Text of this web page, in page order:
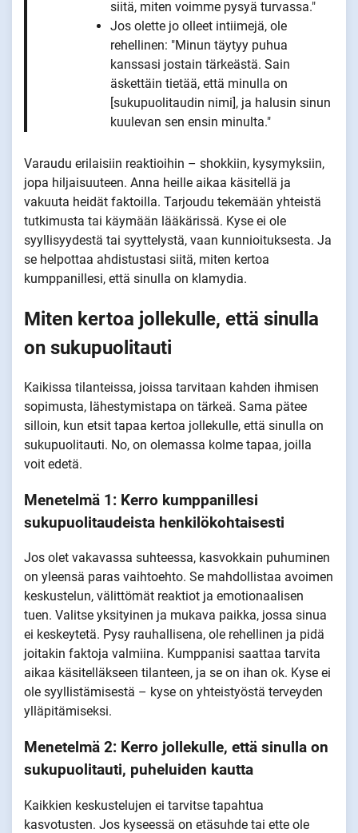
siitä, miten voimme pysyä turvassa."
Jos olette jo olleet intiimejä, ole
rehellinen: "Minun täytyy puhua
kanssasi jostain tärkeästä. Sain
äskettäin tietää, että minulla on
[sukupuolitaudin nimi], ja halusin sinun
kuulevan sen ensin minulta."
Varaudu erilaisiin reaktioihin – shokkiin, kysymyksiin,
jopa hiljaisuuteen. Anna heille aikaa käsitellä ja
vakuuta heidät faktoilla. Tarjoudu tekemään yhteistä
tutkimusta tai käymään lääkärissä. Kyse ei ole
syyllisyydestä tai syyttelystä, vaan kunnioituksesta. Ja
se helpottaa ahdistustasi siitä, miten kertoa
kumppanillesi, että sinulla on klamydia.
Miten kertoa jollekulle, että sinulla
on sukupuolitauti
Kaikissa tilanteissa, joissa tarvitaan kahden ihmisen
sopimusta, lähestymistapa on tärkeä. Sama pätee
silloin, kun etsit tapaa kertoa jollekulle, että sinulla on
sukupuolitauti. No, on olemassa kolme tapaa, joilla
voit edetä.
Menetelmä 1: Kerro kumppanillesi
sukupuolitaudeista henkilökohtaisesti
Jos olet vakavassa suhteessa, kasvokkain puhuminen
on yleensä paras vaihtoehto. Se mahdollistaa avoimen
keskustelun, välittömät reaktiot ja emotionaalisen
tuen. Valitse yksityinen ja mukava paikka, jossa sinua
ei keskeytetä. Pysy rauhallisena, ole rehellinen ja pidä
joitakin faktoja valmiina. Kumppanisi saattaa tarvita
aikaa käsitelläkseen tilanteen, ja se on ihan ok. Kyse ei
ole syyllistämisestä – kyse on yhteistyöstä terveyden
ylläpitämiseksi.
Menetelmä 2: Kerro jollekulle, että sinulla on
sukupuolitauti, puheluiden kautta
Kaikkien keskustelujen ei tarvitse tapahtua
kasvotusten. Jos kyseessä on etäsuhde tai ette ole